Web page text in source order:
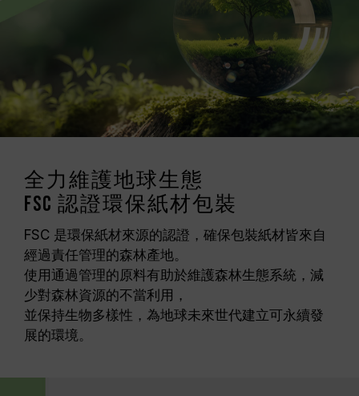
全力維護地球生態
FSC 認證環保紙材包裝
FSC 是環保紙材來源的認證，確保包裝紙材皆來自
經過責任管理的森林產地。
使用通過管理的原料有助於維護森林生態系統，減
少對森林資源的不當利用，
並保持生物多樣性，為地球未來世代建立可永續發
展的環境。